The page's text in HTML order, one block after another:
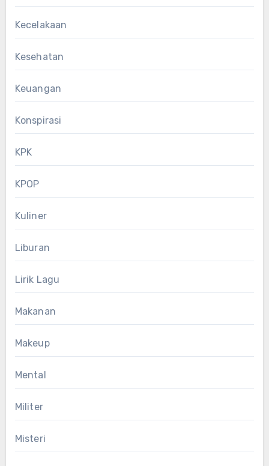
Kecelakaan
Kesehatan
Keuangan
Konspirasi
KPK
KPOP
Kuliner
Liburan
Lirik Lagu
Makanan
Makeup
Mental
Militer
Misteri